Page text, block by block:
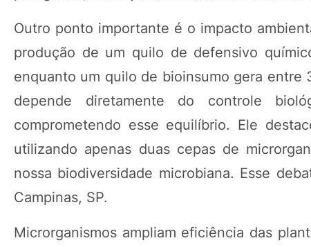
Outro ponto importante é o impacto
produção de um quilo de defensivo
enquanto um quilo de bioinsumo gera
depende diretamente do controle
comprometendo esse equilíbrio. Ele
utilizando apenas duas cepas de
nossa biodiversidade microbiana. Esse
Campinas, SP.
Microrganismos ampliam eficiência das